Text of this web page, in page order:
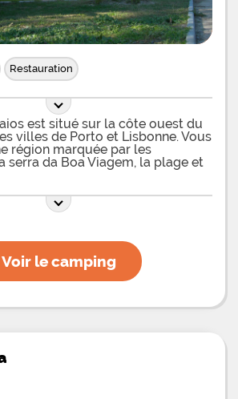
Restauration
est situé sur la côte ouest du
villes de Porto et Lisbonne. Vous
région marquée par les
serra da Boa Viagem, la plage et
Voir le camping